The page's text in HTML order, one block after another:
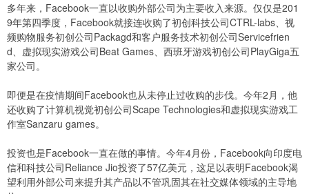
多年来，Facebook一直以收购外部公司为主要收入来源。仅仅是201
9年第四季度，Facebook就接连收购了初创科技公司CTRL-labs、视
频购物服务初创公司Packagd和客户服务技术初创公司Servicefrien
d、虚拟现实游戏公司Beat Games、西班牙游戏初创公司PlayGiga五
家公司。
即便是在疫情期间Facebook也从未停止过收购的步伐。今年2月，他
还收购了计算机视觉初创公司Scape Technologies和虚拟现实游戏工
作室Sanzaru games。
投资也是Facebook一直在做的事情。今年4月份，Facebook向印度电
信和科技公司Reliance Jio投资了57亿美元，这足以表明Facebook渴
望利用外部公司来提升其产品以不管巩固其在社交媒体领域的主导地